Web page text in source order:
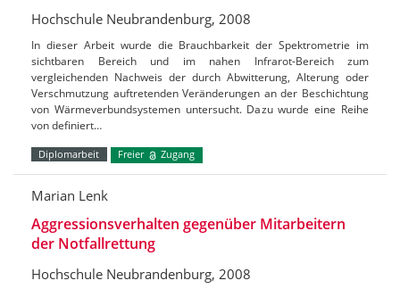
Hochschule Neubrandenburg, 2008
In dieser Arbeit wurde die Brauchbarkeit der Spektrometrie im
sichtbaren Bereich und im nahen Infrarot-Bereich zum
vergleichenden Nachweis der durch Abwitterung, Alterung oder
Verschmutzung auftretenden Veränderungen an der Beschichtung
von Wärmeverbundsystemen untersucht. Dazu wurde eine Reihe
von definiert…
Diplomarbeit Freier Zugang
Marian Lenk
Aggressionsverhalten gegenüber Mitarbeitern
der Notfallrettung
Hochschule Neubrandenburg, 2008